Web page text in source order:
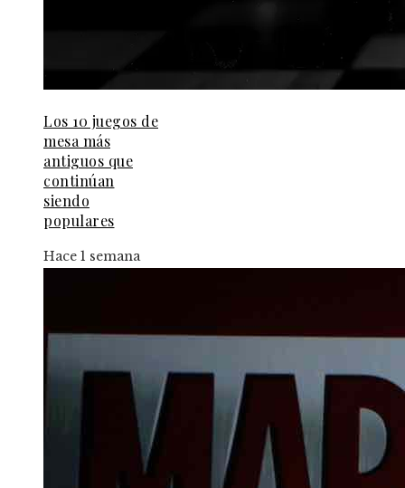
Los 10 juegos de
mesa más
antiguos que
continúan
siendo
populares
Hace 1 semana